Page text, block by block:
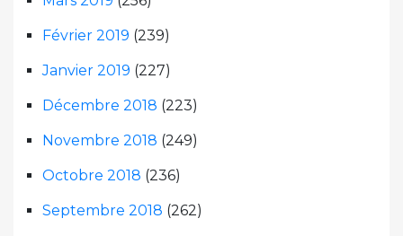
Février 2019 (239)
Janvier 2019 (227)
Décembre 2018 (223)
Novembre 2018 (249)
Octobre 2018 (236)
Septembre 2018 (262)